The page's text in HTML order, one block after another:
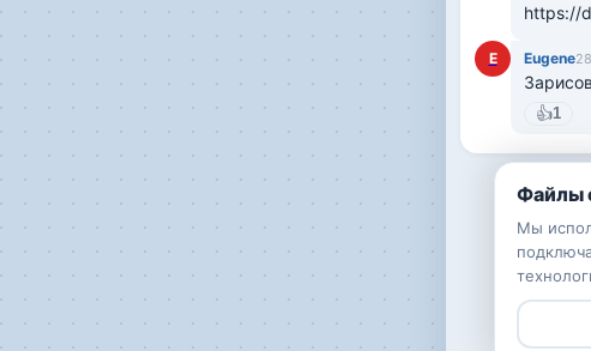
Файлы
Мы
https://
E Eugеne
👍1